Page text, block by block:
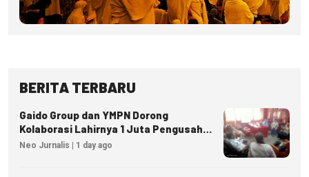
BERITA TERBARU
Gaido Group dan YMPN Dorong
Kolaborasi Lahirnya 1 Juta Pengusaha
Ekonomi Syariah
Neo Jurnalis | 1 day ago